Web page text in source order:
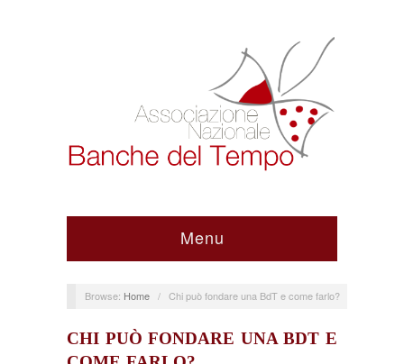
Menu
Browse: Home / Chi può fondare una BdT e come farlo?
CHI PUÒ FONDARE UNA BDT E